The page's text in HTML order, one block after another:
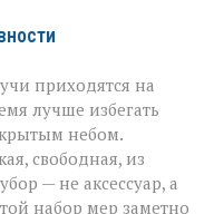
приходятся на
лучше избегать
небом.
свободная, из
— не аксессуар, а
набор мер заметно